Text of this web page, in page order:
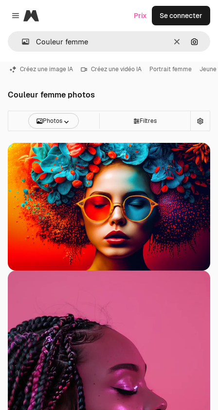
Close menu
Magnific
Effacer
Prix Se connecter
Créez une image IA Créez une vidéo IA Portrait femme
Couleur femme photos
Photos Filtres